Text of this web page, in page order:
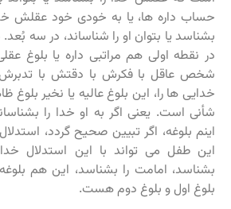
حساب داره ها، یا به خودی خود عقلش
بشناسد یا بتوان او را شناساند، در سه
در نقطه اولی هم مراتبی داره یا بلوغ
شخص عاقل با فکرش با دقتش با
خدایی ها را، این بلوغ عالیه یا نخیر
شأنی است. یعنی اگر به او خدا را
اینم بلوغه، اگر تبیین صحیح گردد،
این طفل می تواند با این استدلال
بشناسد، امامت را بشناسد، این هم
بلوغ اول و بلوغ دوم هست.